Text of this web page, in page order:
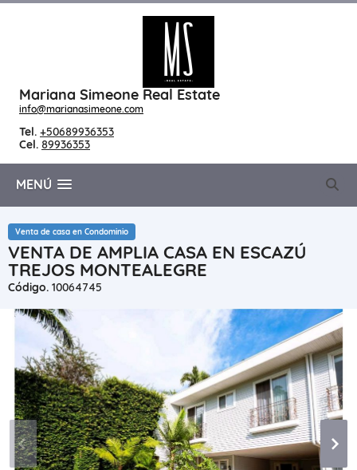
Mariana Simeone Real Estate
info@marianasimeone.com
Tel. +50689936353
Cel. 89936353
MENÚ
Venta de casa en Condominio
VENTA DE AMPLIA CASA EN ESCAZÚ
TREJOS MONTEALEGRE
Código. 10064745